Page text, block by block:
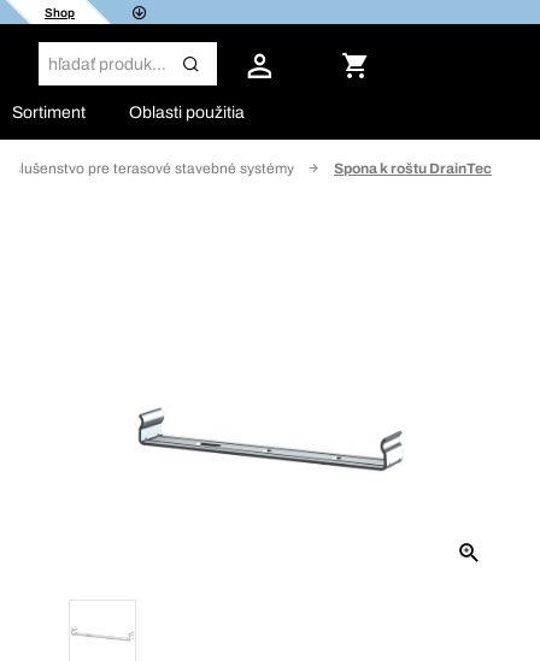
Shop
Sortiment Oblasti použitia
pre terasové stavebné systémy Spona k roštu DrainTec